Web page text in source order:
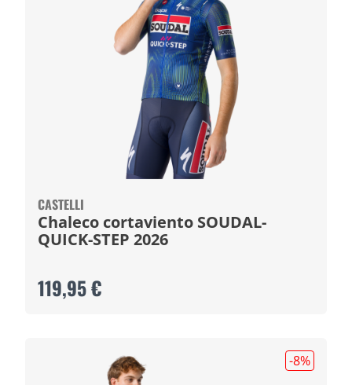
CASTELLI
Chaleco cortaviento SOUDAL-
QUICK-STEP 2026
119,95 €
-8%